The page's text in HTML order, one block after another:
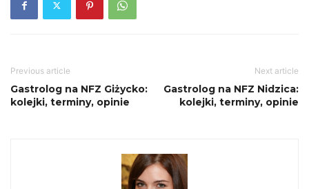
Previous article
Gastrolog na NFZ Giżycko:
kolejki, terminy, opinie
Next article
Gastrolog na NFZ Nidzica:
kolejki, terminy, opinie